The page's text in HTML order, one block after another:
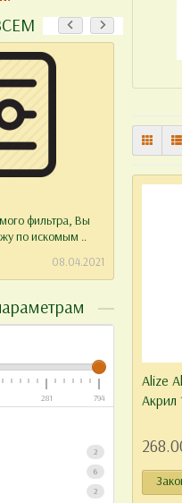
фильтра, Вы
по искомым ..
08.04.2021
281 794
2
6
2
Alize
Акрил